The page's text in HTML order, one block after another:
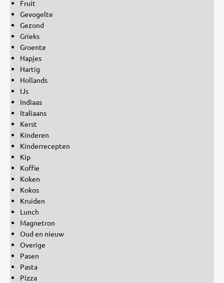
Fruit
Gevogelte
Gezond
Grieks
Groente
Hapjes
Hartig
Hollands
IJs
Indiaas
Italiaans
Kerst
Kinderen
Kinderrecepten
Kip
Koffie
Koken
Kokos
Kruiden
Lunch
Magnetron
Oud en nieuw
Overige
Pasen
Pasta
Pizza